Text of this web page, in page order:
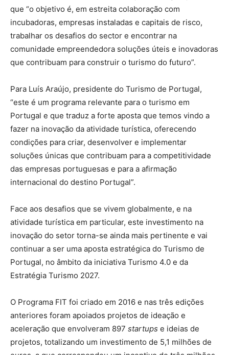
que “o objetivo é, em estreita colaboração com
incubadoras, empresas instaladas e capitais de risco,
trabalhar os desafios do sector e encontrar na
comunidade empreendedora soluções úteis e inovadoras
que contribuam para construir o turismo do futuro”.
Para Luís Araújo, presidente do Turismo de Portugal,
“este é um programa relevante para o turismo em
Portugal e que traduz a forte aposta que temos vindo a
fazer na inovação da atividade turística, oferecendo
condições para criar, desenvolver e implementar
soluções únicas que contribuam para a competitividade
das empresas portuguesas e para a afirmação
internacional do destino Portugal”.
Face aos desafios que se vivem globalmente, e na
atividade turística em particular, este investimento na
inovação do setor torna-se ainda mais pertinente e vai
continuar a ser uma aposta estratégica do Turismo de
Portugal, no âmbito da iniciativa Turismo 4.0 e da
Estratégia Turismo 2027.
O Programa FIT foi criado em 2016 e nas três edições
anteriores foram apoiados projetos de ideação e
aceleração que envolveram 897 startups e ideias de
projetos, totalizando um investimento de 5,1 milhões de